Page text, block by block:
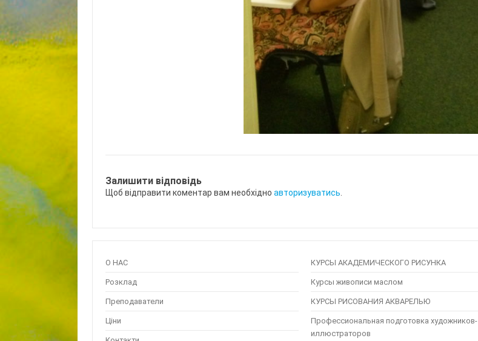
Залишити відповідь
Щоб відправити коментар вам необхідно авторизуватись
О НАС
Розклад
Преподаватели
Ціни
КУРСЫ АКАДЕМИЧЕСКОГО РИСУНКА
Курсы живописи маслом
КУРСЫ РИСОВАНИЯ АКВАРЕЛЬЮ
Профессиональная подготовка художников-
иллюстраторов